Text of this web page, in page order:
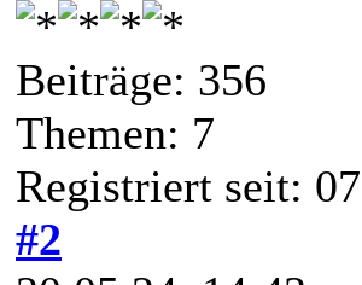
Beiträge: 356
Themen: 7
Registriert seit:
#2